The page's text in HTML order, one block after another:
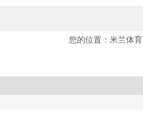
您的位置： 米兰体育